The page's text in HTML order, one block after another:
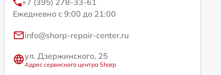
Ежедневно с 9:00 до 21:00
info@sharp-repair-center.ru
ул. Дзержинского, 25
Адрес сервисного центра Sharp